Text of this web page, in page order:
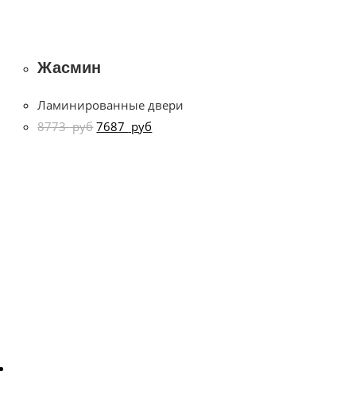
Жасмин
Ламинированные двери
8773руб 7687 руб